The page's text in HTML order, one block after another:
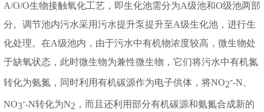
A/O/O生物接触氧化工艺，即生化池需分为A级池和O级池两部
分。调节池内污水采用污水提升泵提升至A级生化池，进行生
化处理。在A级池内，由于污水中有机物浓度较高，微生物处
于缺氧状态，此时微生物为兼性微生物，它们将污水中有机氮
转化为氨氮，同时利用有机碳源作为电子供体，将NO2--N
NO3--N转化为N2 ，而且还利用部分有机碳源和氨氮合成新的